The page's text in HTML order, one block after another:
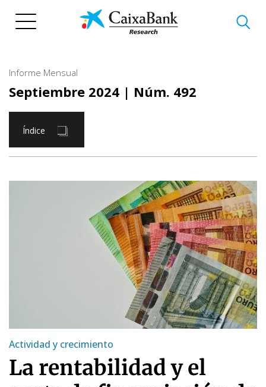
Informe Mensual
Septiembre 2024 | Núm. 492
Índice
Actividad y crecimiento
La rentabilidad y el